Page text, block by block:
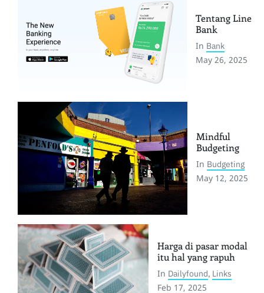
Tentang Line
Bank
In Bank
May 26, 2025
Mindful
Budgeting
In Budgeting
May 12, 2025
Harga di pasar modal
itu hal yang rapuh
In Dailyfound, Links
Feb 17, 2025